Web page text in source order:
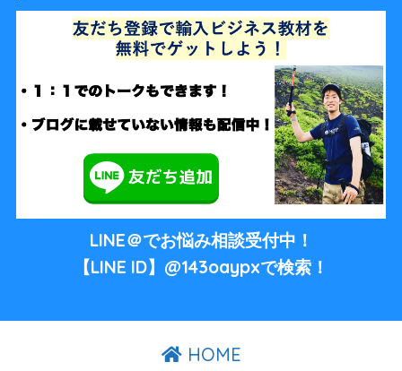
LINE＠でお悩み相談受付中！
【LINE ID】@143oaypxで検索！
HOME